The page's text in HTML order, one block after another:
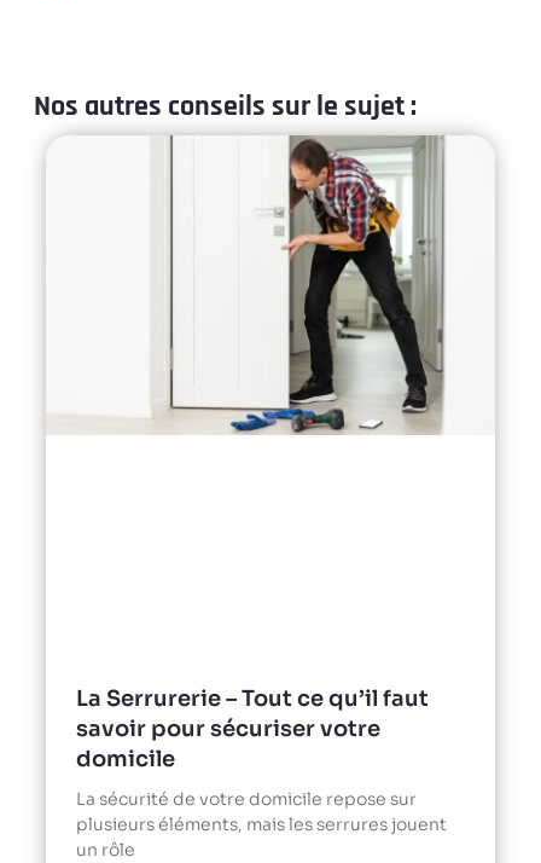
Nos autres conseils sur le sujet :
La Serrurerie – Tout ce qu’il faut
savoir pour sécuriser votre
domicile
La sécurité de votre domicile repose sur
plusieurs éléments, mais les serrures jouent
un rôle